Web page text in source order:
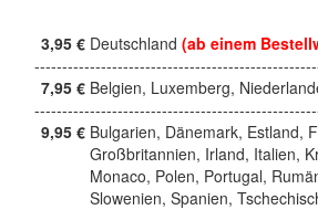
3,95 € Deutschland (ab einem
7,95 € Belgien, Luxemberg,
9,95 € Bulgarien, Dänemark, Estland,
Großbritannien, Irland, Italien,
Monaco, Polen, Portugal,
Slowenien, Spanien,